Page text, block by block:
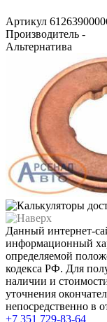
Артикул
Производитель -
Альтернатива
Данный интернет-
информационный
определяемой
кодекса РФ. Для
наличии и
уточнения
непосредственно в
+7 351 729-83-64